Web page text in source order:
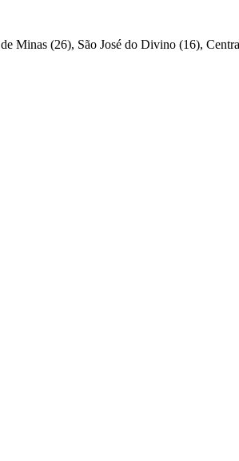
Minas (26), São José do Divino (16),